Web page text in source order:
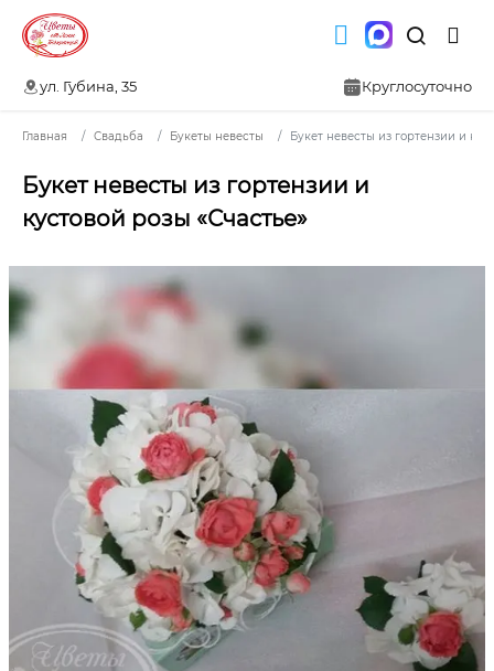
ул. Губина, 35 Круглосуточно
Главная Свадьба Букеты невесты Букет невесты из гортензии и
Букет невесты из гортензии и
кустовой розы «Счастье»